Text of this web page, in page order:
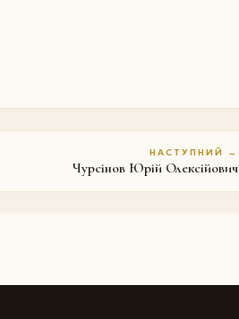
НАСТУПНИЙ →
Чурсінов Юрій Олексійович